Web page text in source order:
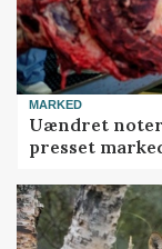
MARKED
Uændret
presset